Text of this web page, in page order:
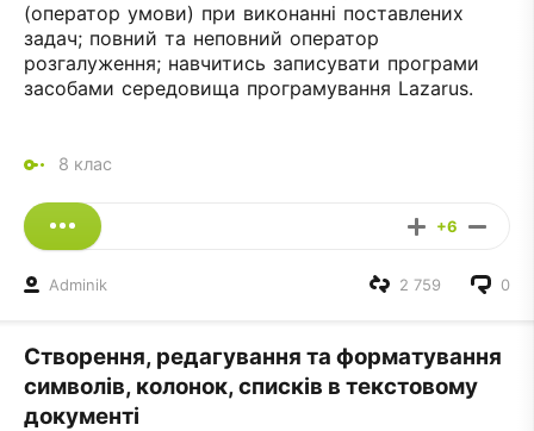
(оператор умови) при виконанні поставлених
задач; повний та неповний оператор
розгалуження; навчитись записувати програми
засобами середовища програмування Lazarus.
8 клас
+6
Adminik 0
2 759
Створення, редагування та форматування
символів, колонок, списків в текстовому
документі